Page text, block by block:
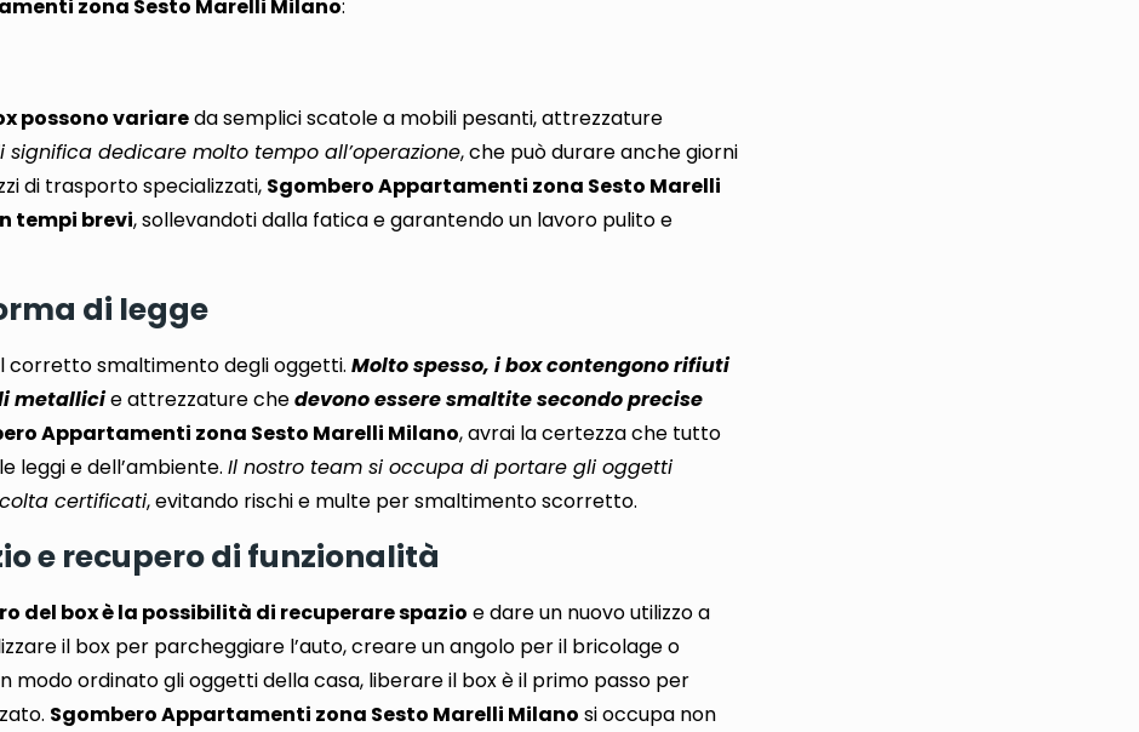
zona Sesto Marelli Milano:
possono variareda semplici scatole a mobili pesanti, attrezzature
significa dedicare molto tempo all’operazione, che può durare anche giorni
di trasporto specializzati, Sgombero Appartamenti zona Sesto Marelli
tempi brevi, sollevandoti dalla fatica e garantendo un lavoro pulito e
di legge
corretto smaltimento degli oggetti.Molto spesso, i box contengono rifiuti
metallicie attrezzature chedevono essere smaltite secondo precise
Appartamenti zona Sesto Marelli Milano, avrai la certezza che tutto
leggi e dell’ambiente.Il nostro team si occupa di portare gli oggetti
certificati, evitando rischi e multe per smaltimento scorretto.
e recupero di funzionalità
del box è la possibilità di recuperare spazio e dare un nuovo utilizzo a
il box per parcheggiare l’auto, creare un angolo per il bricolage o
modo ordinato gli oggetti della casa, liberare il box è il primo passo per
Sgombero Appartamenti zona Sesto Marelli Milano si occupa non